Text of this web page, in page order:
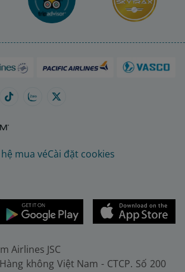
mua véCài đặt cookies
Airlines JSC
không Việt Nam - CTCP. Số 200